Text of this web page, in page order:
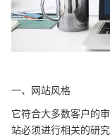
一、网站风格
它符合大多数客户的
站必须进行相关的研